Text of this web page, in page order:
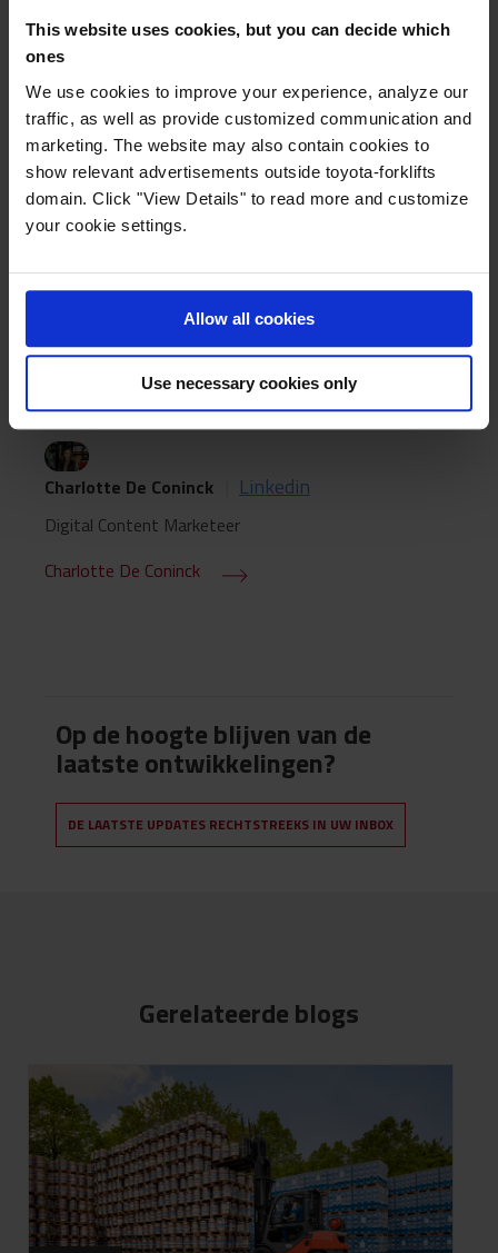
This website uses cookies, but you can decide which
ones
We use cookies to improve your experience, analyze our
traffic, as well as provide customized communication and
marketing. The website may also contain cookies to
show relevant advertisements outside toyota-forklifts
domain. Click "View Details" to read more and customize
your cookie settings.
Allow all cookies
Use necessary cookies only
aan te raden. Dit gebeurt altijd in combinatie met een
voorafgaand onderhoud, zodat uw heftruck na eventuele
TOPICS: Service
Charlotte De Coninck Linkedin
Digital Content Marketeer
Charlotte De Coninck
Op de hoogte blijven van de
laatste ontwikkelingen?
DE LAATSTE UPDATES RECHTSTREEKS IN UW INBOX
Gerelateerde blogs